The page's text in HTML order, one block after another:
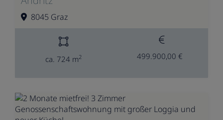
8045 Graz
ca. 724 m2 499.900,00 €